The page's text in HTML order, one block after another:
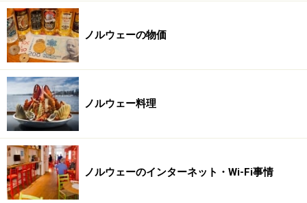
ノルウェーの物価
ノルウェー料理
ノルウェーのインターネット・Wi-Fi事情